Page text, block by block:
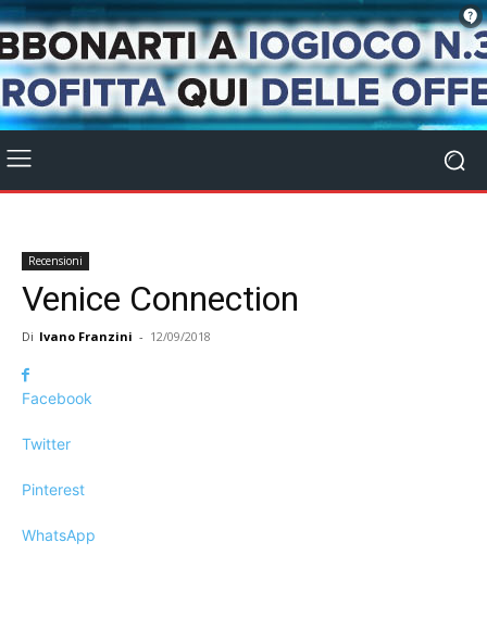
Recensioni
Venice Connection
Di Ivano Franzini - 12/09/2018
Facebook
Twitter
Pinterest
WhatsApp